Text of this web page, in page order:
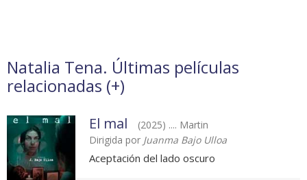
Natalia Tena. Últimas películas
relacionadas (+)
El mal
(2025) .... Martin
Dirigida por Juanma Bajo Ulloa
Aceptación del lado oscuro